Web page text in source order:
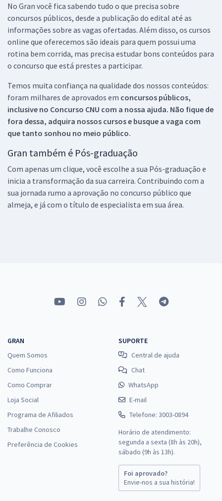
No Gran você fica sabendo tudo o que precisa sobre
concursos públicos, desde a publicação do edital até as
informações sobre as vagas ofertadas. Além disso, os cursos
online que oferecemos são ideais para quem possui uma
rotina bem corrida, mas precisa estudar bons conteúdos para
o concurso que está prestes a participar.
Temos muita confiança na qualidade dos nossos conteúdos:
foram milhares de aprovados em concursos públicos,
inclusive no Concurso CNU com a nossa ajuda. Não fique de
fora dessa, adquira nossos cursos e busque a vaga com
que tanto sonhou no meio público.
Gran também é Pós-graduação
Com apenas um clique, você escolhe a sua Pós-graduação e
inicia a transformação da sua carreira. Contribuindo com a
sua jornada rumo a aprovação no concurso público que
almeja, e já com o título de especialista em sua área.
GRAN
Quem Somos
Como Funciona
Como Comprar
Loja Social
Programa de Afiliados
Trabalhe Conosco
Preferência de Cookies
SUPORTE
Central de ajuda
Chat
WhatsApp
E-mail
Telefone: 3003-0894
Horário de atendimento:
segunda a sexta (8h às 20h),
sábado (9h às 13h).
Foi aprovado?
Envie-nos a sua história!